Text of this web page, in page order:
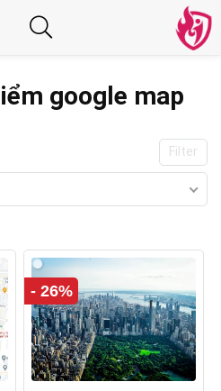
google map
Filter
- 26%